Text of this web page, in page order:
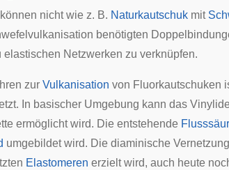
nicht wie z. B. Naturkautschuk mit
benötigten
elastischen Netzwerken zu verknüpfen.
zur Vulkanisation von Fluorkautschuken
In basischer Umgebung kann das
ermöglicht wird. Die entstehende
umgebildet wird. Die diaminische
Elastomeren erzielt wird, auch heute